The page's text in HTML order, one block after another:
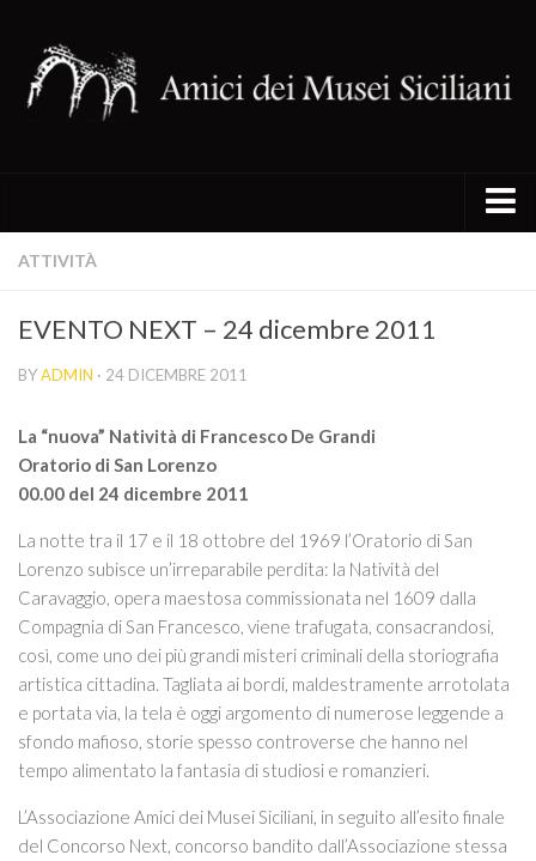
I siti del circuito
Chiesa di Santa Maria del Piliere
Oratorio di San Lorenzo
Palazzo Alliata di Pietratagliata
Palazzo Gangi
Itinerari
ART STUDIO VISIT
Didattica
Stage
Le nostre guide autorizzate
Donazioni
Info
ATTIVITÀ
EVENTO NEXT – 24 dicembre 2011
BYADMIN · 24 DICEMBRE 2011
La “nuova” Natività di Francesco De Grandi
Oratorio di San Lorenzo
00.00 del 24 dicembre 2011
La notte tra il 17 e il 18 ottobre del 1969 l’Oratorio di San
Lorenzo subisce un’irreparabile perdita: la Natività del
Caravaggio, opera maestosa commissionata nel 1609 dalla
Compagnia di San Francesco, viene trafugata, consacrandosi,
così, come uno dei più grandi misteri criminali della storiografia
artistica cittadina. Tagliata ai bordi, maldestramente arrotolata
e portata via, la tela è oggi argomento di numerose leggende a
sfondo mafioso, storie spesso controverse che hanno nel
tempo alimentato la fantasia di studiosi e romanzieri.
L’Associazione Amici dei Musei Siciliani, in seguito all’esito finale
del Concorso Next, concorso bandito dall’Associazione stessa